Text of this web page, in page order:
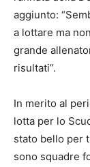
aggiunto:
a lottare ma
grande
risultati”.
In merito al
lotta per lo
stato bello per
sono squadre